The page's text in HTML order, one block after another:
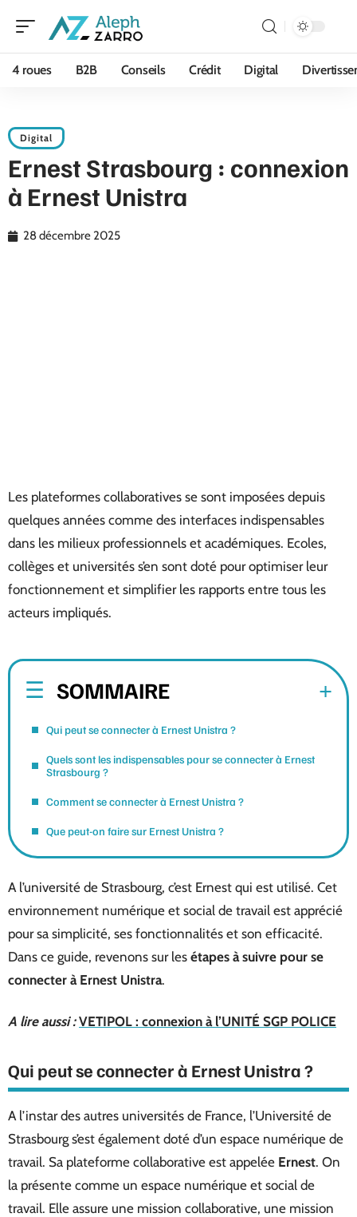
4 roues B2B Conseils Crédit Digital
Digital
Ernest Strasbourg : connexion
à Ernest Unistra
28 décembre 2025
Les plateformes collaboratives se sont imposées depuis
quelques années comme des interfaces indispensables
dans les milieux professionnels et académiques. Ecoles,
collèges et universités s’en sont doté pour optimiser leur
fonctionnement et simplifier les rapports entre tous les
acteurs impliqués.
SOMMAIRE
Qui peut se connecter à Ernest Unistra ?
Quels sont les indispensables pour se connecter à Ernest
Strasbourg ?
Comment se connecter à Ernest Unistra ?
Que peut-on faire sur Ernest Unistra ?
A l’université de Strasbourg, c’est Ernest qui est utilisé. Cet
environnement numérique et social de travail est apprécié
pour sa simplicité, ses fonctionnalités et son efficacité.
Dans ce guide, revenons sur les étapes à suivre pour se
connecter à Ernest Unistra.
A lire aussi : VETIPOL : connexion à l’UNITÉ SGP POLICE
Qui peut se connecter à Ernest Unistra ?
A l’instar des autres universités de France, l’Université de
Strasbourg s’est également doté d’un espace numérique de
travail. Sa plateforme collaborative est appelée Ernest. On
la présente comme un espace numérique et social de
travail. Elle assure une mission collaborative, une mission